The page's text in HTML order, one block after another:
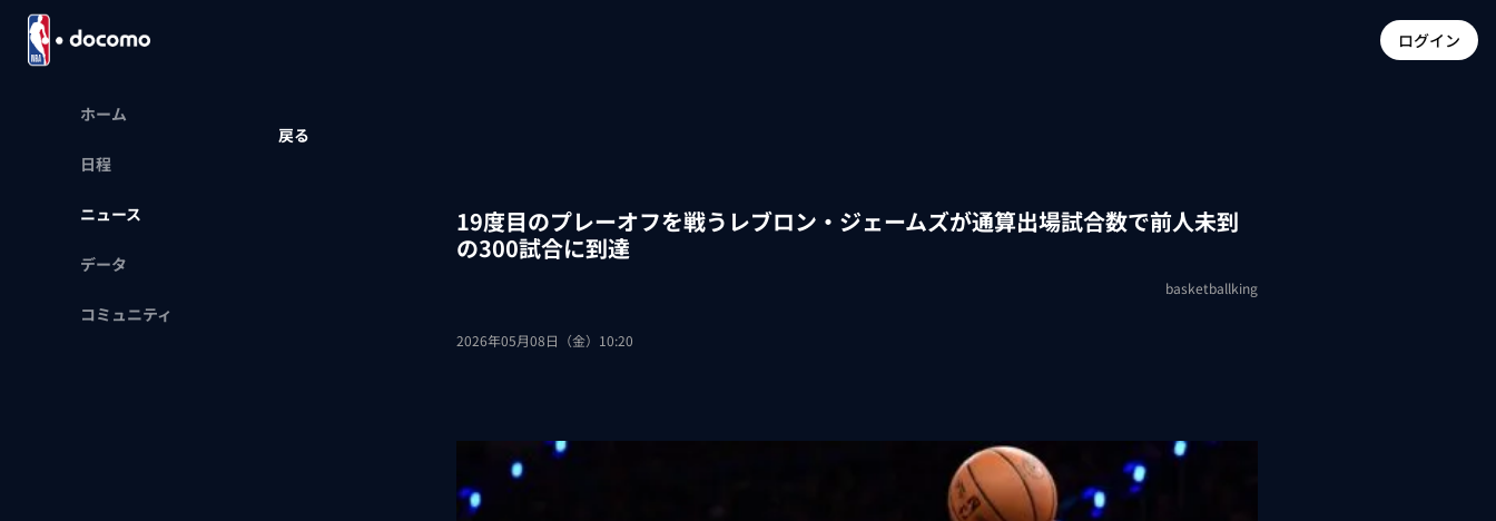
ログイン
ホーム
日程
ニュース
データ
コミュニティ
戻る
19度目のプレーオフを戦うレブロン・ジェームズが通算出場試合数で前人未到
の300試合に到達
basketballking
2026年05月08日（金）10:20